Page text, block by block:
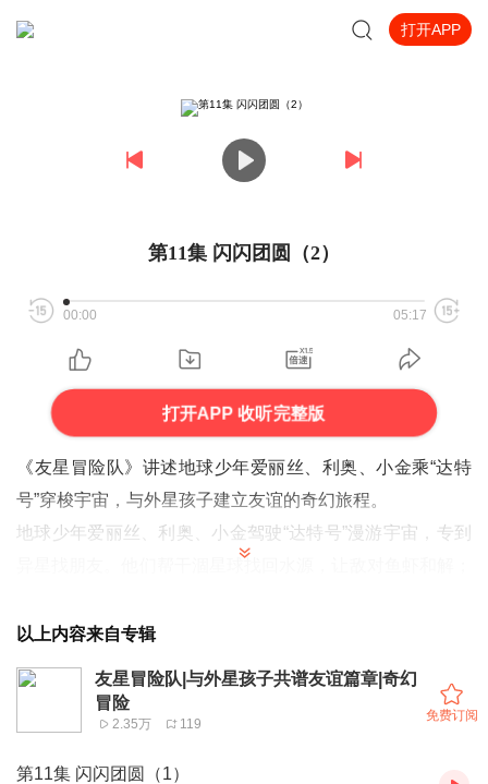
打开APP
第11集 闪闪团圆（2）
00:00 05:17
打开APP 收听完整版
《友星冒险队》讲述地球少年爱丽丝、利奥、小金乘“达特
号”穿梭宇宙，与外星孩子建立友谊的奇幻旅程。
地球少年爱丽丝、利奥、小金驾驶“达特号”漫游宇宙，专到
九岁飞船“孤独者”成为玩伴，给它首个生日歌；又破网红星
的点赞魔咒，让外星人抬头看见真实世界。孩子们把草莓牛
奶、激光眼、卷饼、机器狗全当友谊密码，用真诚代替规
则，用眼泪代替武器，用拥抱修理飞船。每颗星星都因他们
多了一盏暖光，他们也把宇宙变成一张巨型合影：无论鱼、
以上内容来自专辑
友星冒险队|与外星孩子共谱友谊篇章|奇幻
冒险
2.35万 119
免费订阅
第11集 闪闪团圆（1）